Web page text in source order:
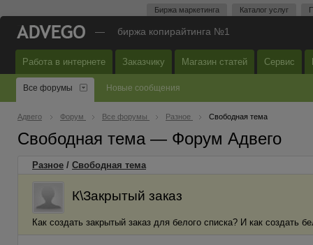
Биржа маркетинга Каталог услуг
— биржа копирайтинга №1
Работа в интернете Заказчику Магазин статей Сервис
Все форумы Новые сообщения
Адвего Форум Все форумы Разное Свободная тема
Свободная тема — Форум Адвего
Разное / Свободная тема
К\Закрытый заказ
Как создать закрытый заказ для белого списка? И как создать